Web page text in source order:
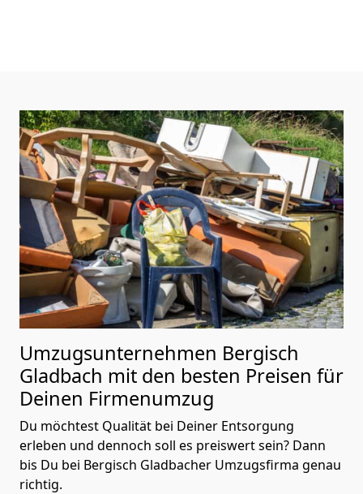
Umzugsunternehmen Bergisch
Gladbach mit den besten Preisen für
Deinen Firmenumzug
Du möchtest Qualität bei Deiner Entsorgung
erleben und dennoch soll es preiswert sein? Dann
bis Du bei Bergisch Gladbacher Umzugsfirma genau
richtig.